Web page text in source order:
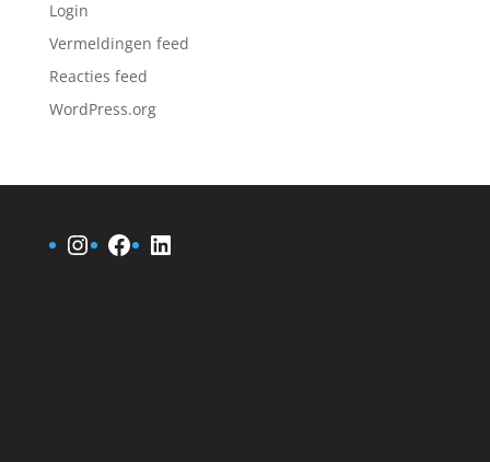
Login
Vermeldingen feed
Reacties feed
WordPress.org
Instagram
Facebook
LinkedIn